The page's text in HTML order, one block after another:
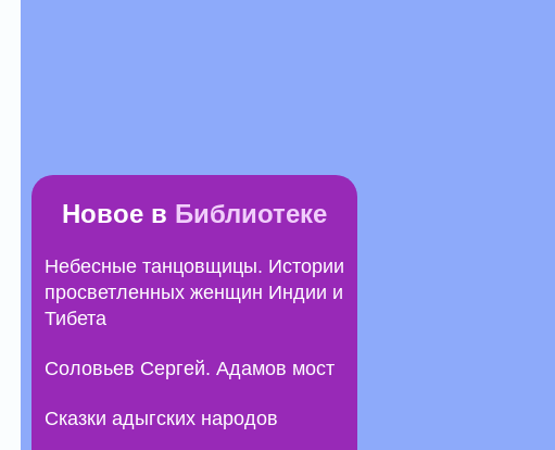
Новое в Библиотеке
Небесные танцовщицы. Истории
просветленных женщин Индии и
Тибета
Соловьев Сергей. Адамов мост
Сказки адыгских народов